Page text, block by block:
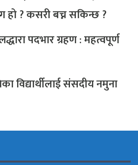
हो ? कसरी बच्न सकिन्छ ?
पदभार ग्रहण : महत्वपूर्ण
विद्यार्थीलाई संसदीय नमुना